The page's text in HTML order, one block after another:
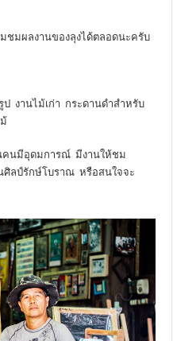
ชมผลงานของลุงได้ตลอดนะครับ
งานไม้เก่า กระดานดำสำหรับ
คนมีอุดมการณ์ มีงานให้ชม
ลป์รักษ์โบราณ หรือสนใจจะ